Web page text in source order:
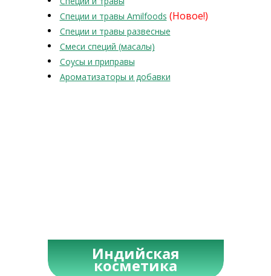
Специи и травы Amilfoods (Новое!)
Специи и травы развесные
Смеси специй (масалы)
Соусы и приправы
Ароматизаторы и добавки
Индийская
косметика